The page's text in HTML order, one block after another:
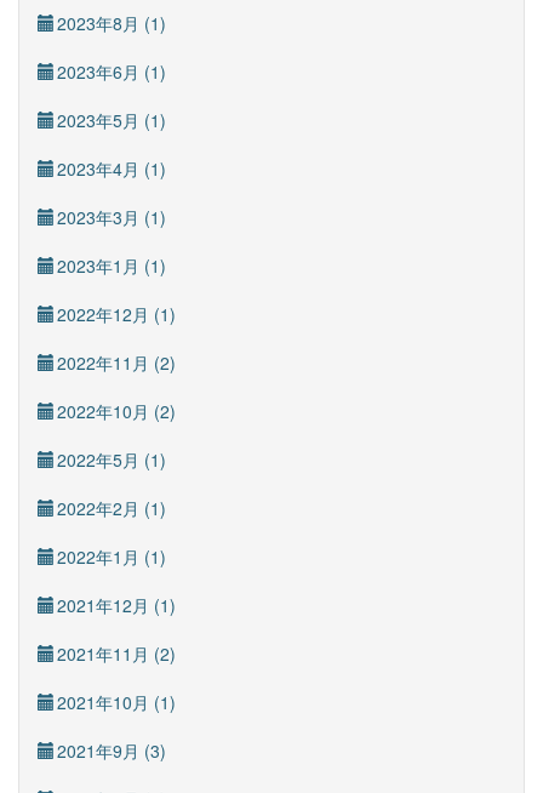
2023年8月 (1)
2023年6月 (1)
2023年5月 (1)
2023年4月 (1)
2023年3月 (1)
2023年1月 (1)
2022年12月 (1)
2022年11月 (2)
2022年10月 (2)
2022年5月 (1)
2022年2月 (1)
2022年1月 (1)
2021年12月 (1)
2021年11月 (2)
2021年10月 (1)
2021年9月 (3)